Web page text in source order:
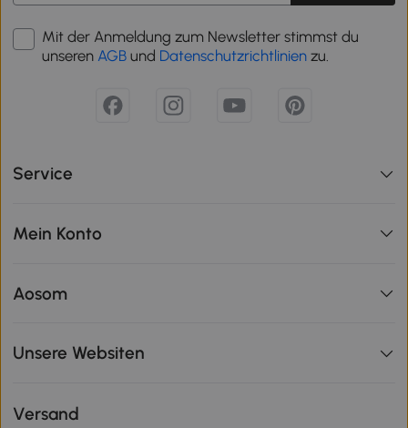
Mit der Anmeldung zum Newsletter stimmst du
unseren AGB und Datenschutzrichtlinien zu.
Service
Mein Konto
Aosom
Unsere Websiten
Versand